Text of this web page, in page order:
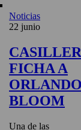
Noticias
22 junio
FICHA A
BLOOM
Una de las